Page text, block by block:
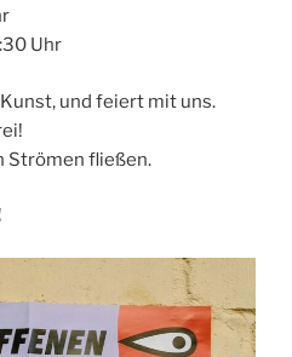
Uhr
und feiert mit uns.
Strömen fließen.